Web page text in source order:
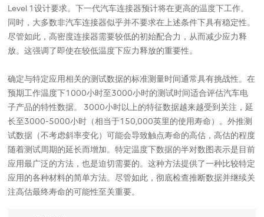
Level 1设计要求。下一代汽车连接器预计将在更高的温度下工作。
同时，大多数非汽车连接器似乎并不要求在上述条件下具有稳定性。
尽管如此，高密度连接器需要较低的初始配合力，从而减少应力释
放。这强调了即使在较低温度下应力释放的重要性。
确定与特定应用相关的测试数据的标准测量时间通常具有挑战性。在
预期工作温度下1000小时至3000小时的测试时间适合评估汽车电
子产品的特性数据。 3000小时以上的特征数据越来越受到关注，延
长至3000-5000小时（相当于150,000英里的使用寿命）。外推测
试数据（不考虑斜率变化）可能会导致触点寿命的高估，高估的程度
随着测试周期的延长而增加。特定温度下数据的半对数图表示是目前
应用最广泛的方法，也是迫切需要的。这种方法提供了一种比较特定
应用的各种材料的简单方法。尽管如此，彻底检查推断数据并继续关
注高估最终寿命的可能性至关重要。